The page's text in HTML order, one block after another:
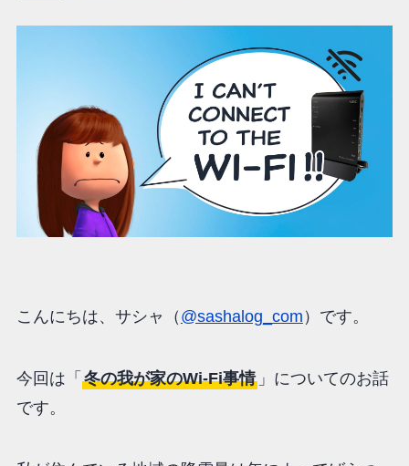
こんにちは、サシャ（ @sashalog_com ）です。
今回は「 冬の我が家のWi-Fi事情」についてのお話
です。